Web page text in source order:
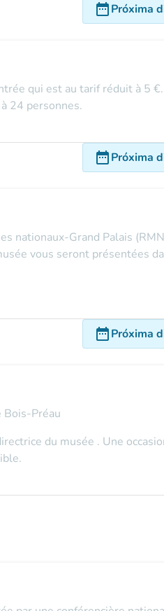
date_rangePróxima
qui est au tarif réduit à 5
24 personnes.
date_rangePróxima
nationaux-Grand Palais
vous seront présentées
date_rangePróxima
Bois-Préau
du musée . Une